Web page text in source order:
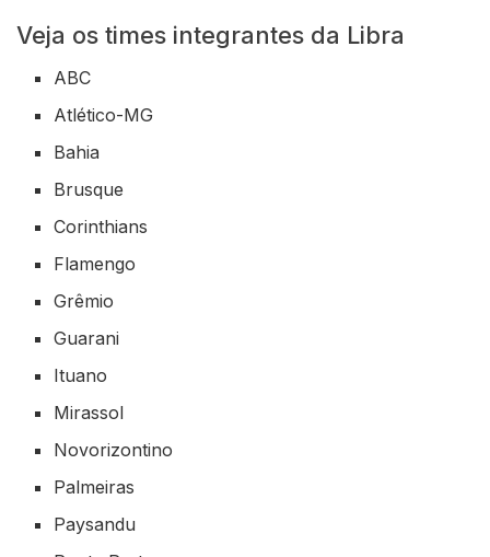
Veja os times integrantes da Libra
ABC
Atlético-MG
Bahia
Brusque
Corinthians
Flamengo
Grêmio
Guarani
Ituano
Mirassol
Novorizontino
Palmeiras
Paysandu